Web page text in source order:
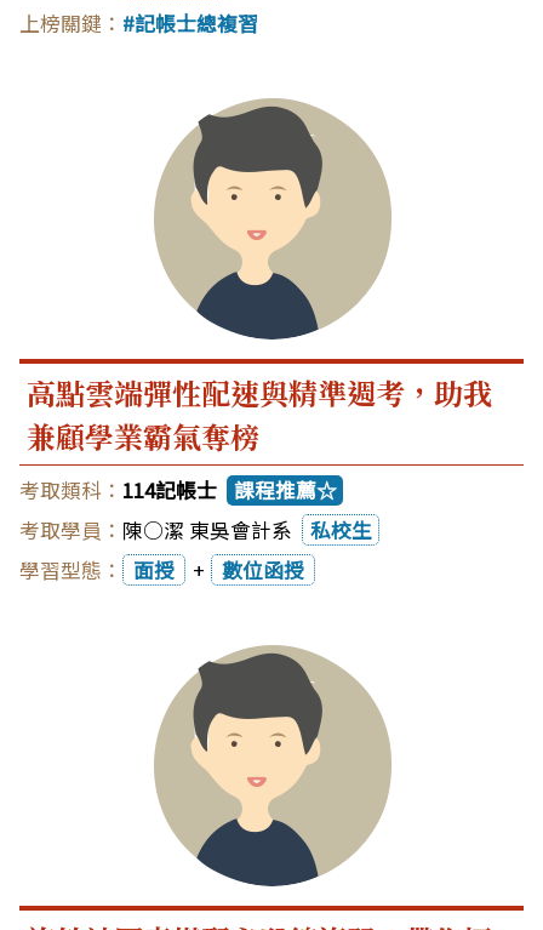
記帳士總複習
高點雲端彈性配速與精準週考，助我
兼顧學業霸氣奪榜
114記帳士 課程推薦☆
陳○潔 東吳會計系
私校生
面授
+ 數位函授